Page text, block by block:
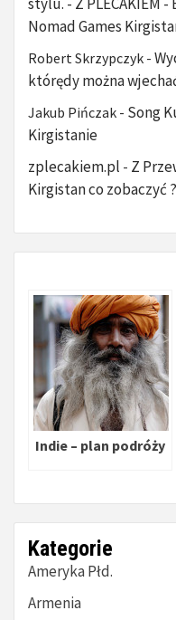
Nomad Games
Robert Skrzypczyk -
którędy można
Jakub Pińczak - Song
Kirgistanie
zplecakiem.pl - Z
Kirgistan co zobaczyć ?
Indie – plan podróży
Kategorie
Ameryka Płd.
Armenia